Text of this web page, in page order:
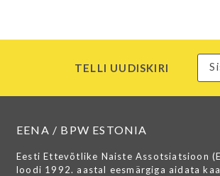
TELLI UUDISKIRI
EENA / BPW ESTONIA
Eesti Ettevõtlike Naiste Assotsiatsioon
loodi 1992. aastal eesmärgiga aidata